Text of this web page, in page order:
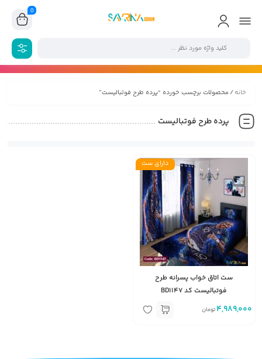
0
خانه/ محصولات برچسب خورده “پرده طرح فوتبالیست”
پرده طرح فوتبالیست
دارای ست
ست اتاق خواب پسرانه طرح
فوتبالیست کد BD1147
4,989,000 تومان